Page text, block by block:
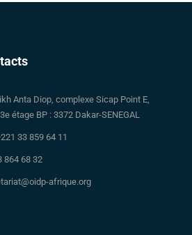
Anta Diop, complexe Sicap Point E,
étage BP : 3372 Dakar-SENEGAL
33 859 64 11
864 68 32
afrique.org